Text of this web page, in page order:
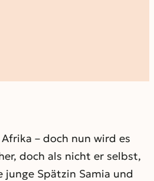
– doch nun wird es
doch als nicht er selbst,
Spätzin Samia und